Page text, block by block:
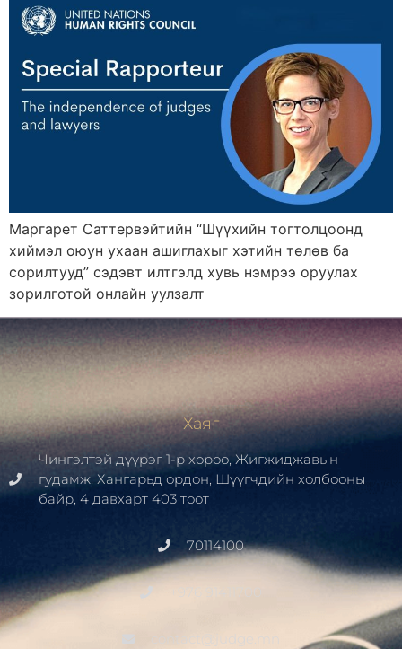
Маргарет Саттервэйтийн “Шүүхийн тогтолцоонд
хиймэл оюун ухаан ашиглахыг хэтийн төлөв ба
сорилтууд” сэдэвт илтгэлд хувь нэмрээ оруулах
зорилготой онлайн уулзалт
Хаяг
Чингэлтэй дүүрэг 1-р хороо, Жигжиджавын
гудамж, Хангарьд ордон, Шүүгчдийн холбооны
байр, 4 давхарт 403 тоот
70114100
contact@judge.mn